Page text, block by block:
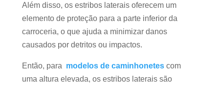
Além disso, os estribos laterais oferecem um
elemento de proteção para a parte inferior da
carroceria, o que ajuda a minimizar danos
causados por detritos ou impactos.
Então, para modelos de caminhonetescom
uma altura elevada, os estribos laterais são